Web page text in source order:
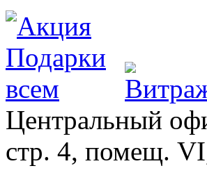
Центральный
стр. 4, помещ.